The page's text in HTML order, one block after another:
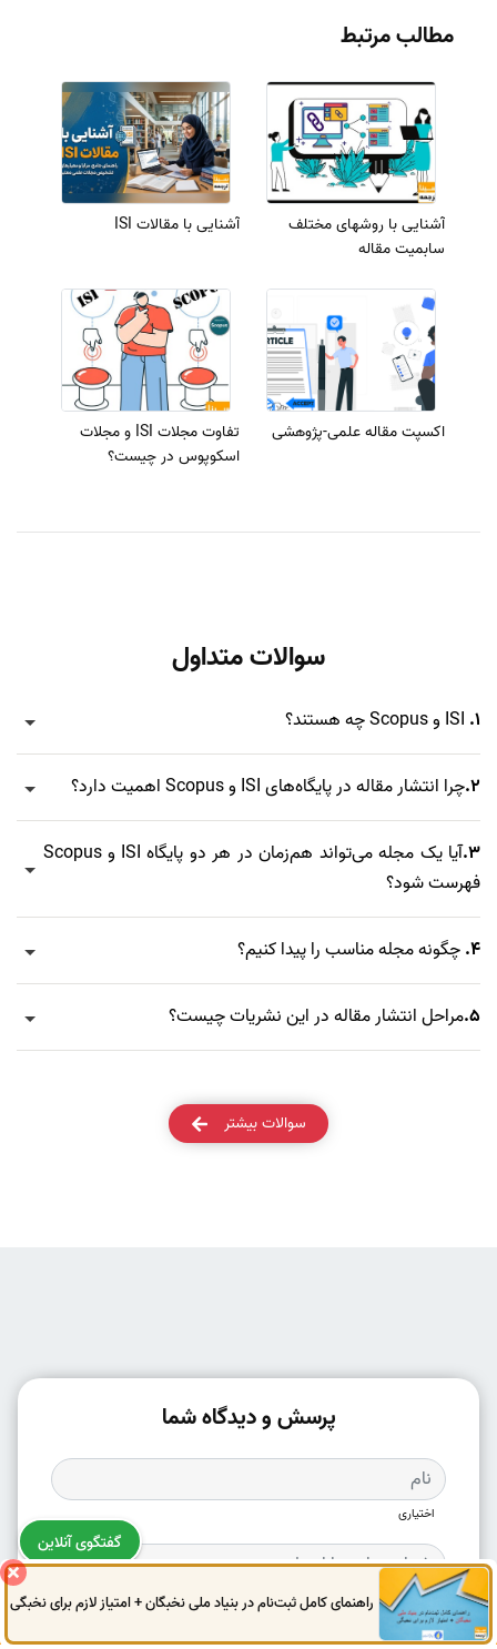
مطالب مرتبط
آشنایی با روشهای مختلف
سابمیت مقاله
آشنایی با مقالات ISI
اکسپت مقاله علمی-پژوهشی
تفاوت مجلات ISI و مجلات
اسکوپوس در چیست؟
سوالات متداول
1.
2.چرا انتشار مقاله در پایگاه‌های ISI و Scopus اهمیت دارد؟
3.
آیا یک مجله می‌تواند هم‌زمان در هر دو پایگاه ISI و Scopus
فهرست شود؟
4. چگونه مجله مناسب را پیدا کنیم؟
5.مراحل انتشار مقاله در این نشریات چیست؟
سوالات بیشتر
پرسش و دیدگاه شما
اختیاری
اختیاری (نمایش داده نخواهد شد)
04133250787
09149724522
راهنمای کامل ثبت‌نام در بنیاد ملی نخبگان + امتیاز لازم برای نخبگی
گفتگوی آنلاین